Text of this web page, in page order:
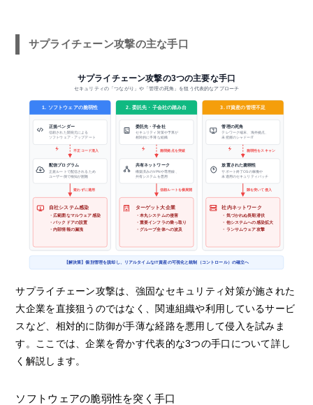
サプライチェーン攻撃の主な手口
サプライチェーン攻撃の3つの主要な手口
セキュリティの「つながり」や「管理の死角」を狙う代表的なアプローチ
1. ソフトウェアの脆弱性
正規ベンダー
信頼された開発元による
ソフトウェア・アップデート
不正コード混入
配信プログラム
正規ルートで配信されるため
ユーザー側で検知が困難
疑わずに適用
自社システム感染
・広範囲なマルウェア感染
・バックドアの設置
・内部情報の漏洩
2. 委託先・子会社の踏み台
委託先・子会社
セキュリティ対策や予算が
相対的に手薄な組織
脆弱拠点を突破
共有ネットワーク
構築済みのVPNや専用線、
共有システムを悪用
信頼ルートを横展開
ターゲット大企業
・本丸システムの侵害
・重要インフラの乗っ取り
・グループ全体への波及
3. IT資産の管理不足
管理の死角
テレワーク端末、海外拠点、
未把握のシャドーIT
脆弱性をスキャン
放置された脆弱性
サポート終了OSの稼働や
未適用のセキュリティパッチ
隙を突いて侵入
社内ネットワーク
・気づかれぬ長期潜伏
・他システムへの感染拡大
・ランサムウェア攻撃
【解決策】個別管理を脱却し、リアルタイムなIT資産の可視化と統制（コントロール）の確立へ
サプライチェーン攻撃は、強固なセキュリティ対策が施された
大企業を直接狙うのではなく、関連組織や利用しているサービ
スなど、相対的に防御が手薄な経路を悪用して侵入を試みま
す。ここでは、企業を脅かす代表的な3つの手口について詳し
く解説します。
ソフトウェアの脆弱性を突く手口